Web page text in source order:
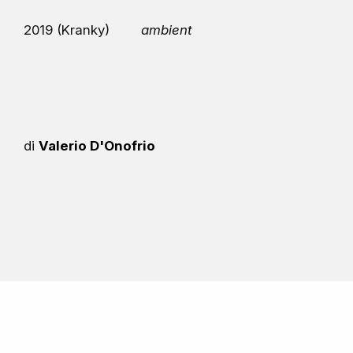
2019 (Kranky) ambient
diValerio D'Onofrio